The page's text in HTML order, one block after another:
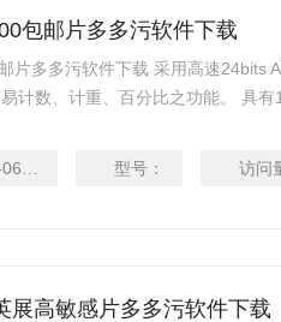
包邮片多多污软件下载
邮片多多污软件下载 采用高速
计数、计重、百分比之功能。
14 型号： 访问量
展高敏感片多多污软件下载